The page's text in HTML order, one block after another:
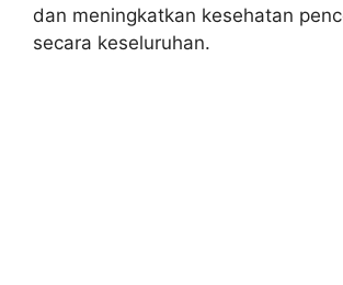
dan meningkatkan kesehatan
secara keseluruhan.